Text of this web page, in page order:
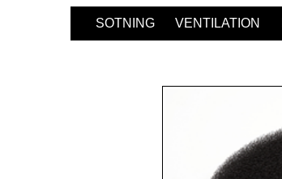
SOTNING VENTILATION